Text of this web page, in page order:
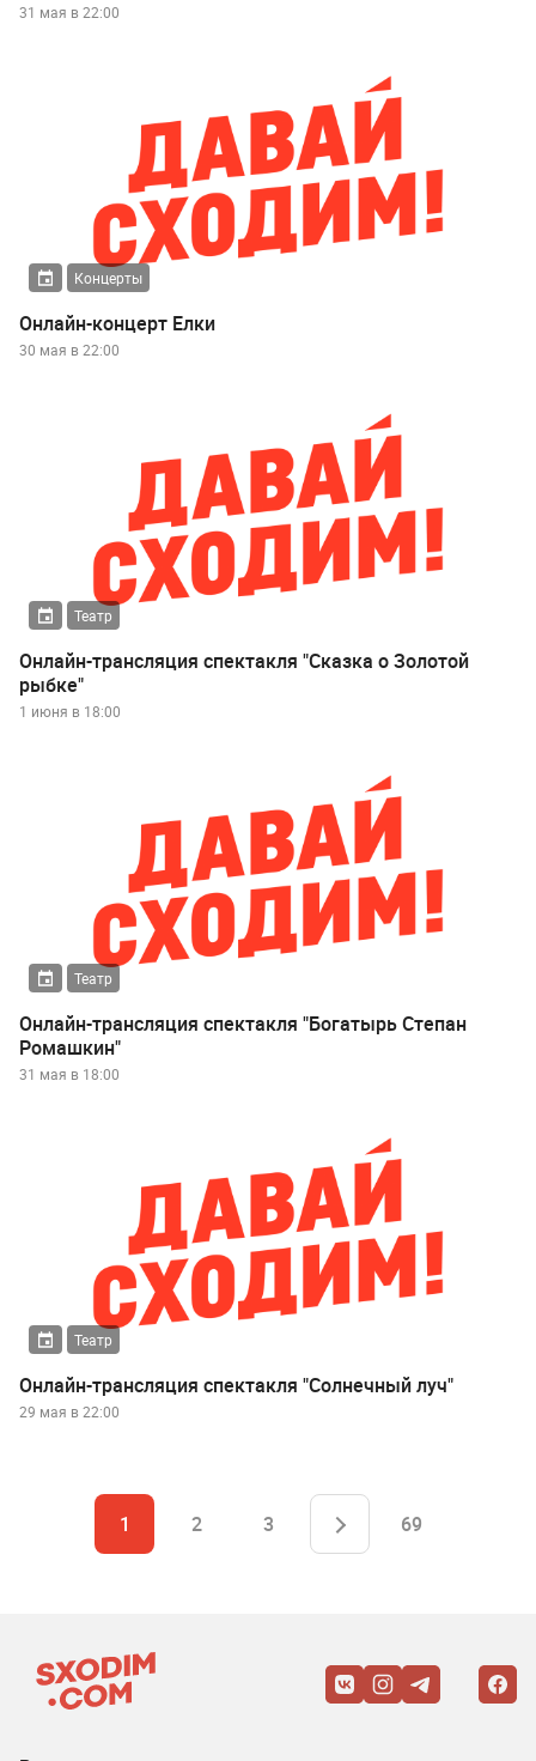
31 мая в 22:00
Концерты
Онлайн-концерт Елки
30 мая в 22:00
Театр
Онлайн-трансляция спектакля "Сказка о Золотой
рыбке"
1 июня в 18:00
Театр
Онлайн-трансляция спектакля "Богатырь Степан
Ромашкин"
31 мая в 18:00
Театр
Онлайн-трансляция спектакля "Солнечный луч"
29 мая в 22:00
1 2 3 69